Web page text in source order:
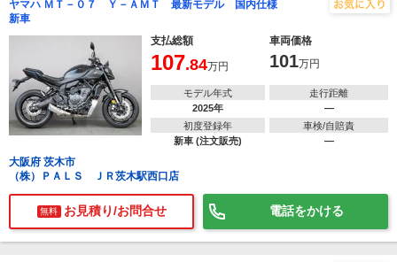
ヤマハ ＭＴ－０７ Ｙ－ＡＭＴ 最新モデル 国内仕様
新車
支払総額
車両価格
107.84万円 101万円
モデル年式
2025年
走行距離
―
初度登録年
新車 (注文販売)
車検/自賠責
―
大阪府 茨木市
（株）ＰＡＬＳ ＪＲ茨木駅西口店
無料 お見積り/お問合せ 電話をかける